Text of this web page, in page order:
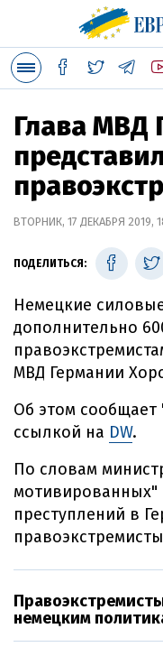
Глава МВД
ВТОРНИК, 17 ДЕКАБРЯ 2019,
ПОДЕЛИТЬСЯ:
Немецкие
дополнительно
МВД Германии
Об этом сообщает
ссылкой на DW.
По словам
мотивированных"
преступлений в
немецким